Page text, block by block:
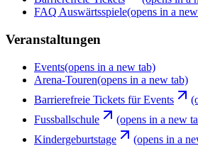
FAQ Auswärtsspiele(opens in a
Veranstaltungen
Events(opens in a new tab)
Arena-Touren(opens in a new tab)
Barrierefreie Tickets für Events
Fussballschule
(opens in a new
Kindergeburtstage
(opens in a